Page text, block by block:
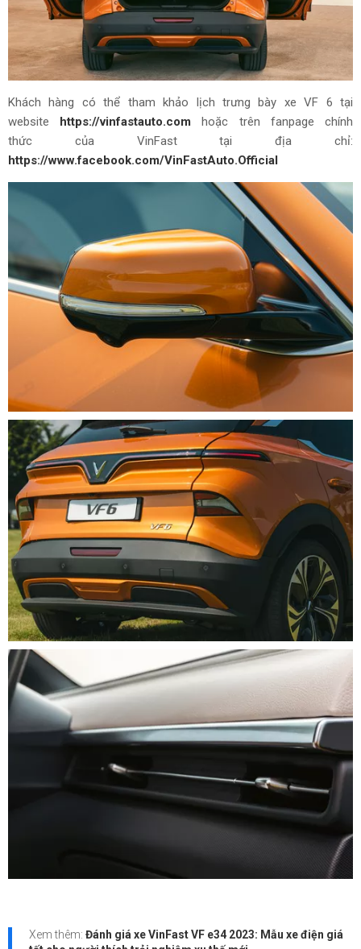
Khách hàng có thể tham khảo lịch trưng bày xe VF 6 tại
website https://vinfastauto.com hoặc trên fanpage chính
thức của VinFast tại địa chỉ:
https://www.facebook.com/VinFastAuto.Official